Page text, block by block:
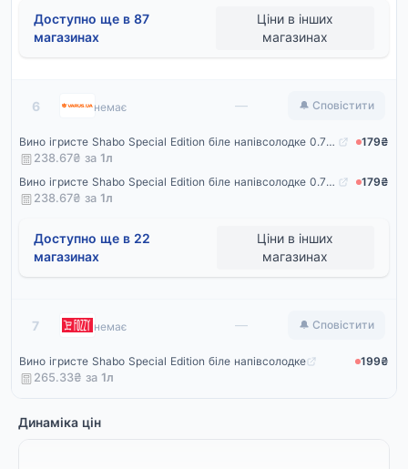
Доступно ще в 87
магазинах
Ціни в інших
магазинах
6 Варус
немає — 🔔 Сповістити
Вино ігристе Shabo Special Edition біле напівсолодке 0.75 л
179₴
238.67₴ за 1л
Вино ігристе Shabo Special Edition біле напівсолодке 0.75 л
179₴
238.67₴ за 1л
Доступно ще в 22
магазинах
Ціни в інших
магазинах
7 Fozzy
немає — 🔔 Сповістити
Вино ігристе Shabo Special Edition біле напівсолодке
199₴
265.33₴ за 1л
Динаміка цін